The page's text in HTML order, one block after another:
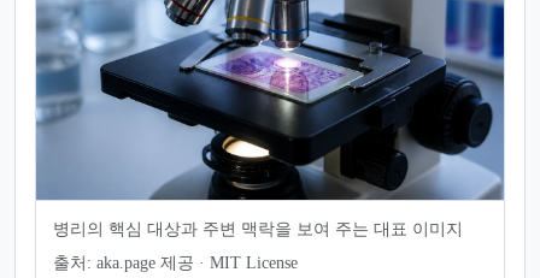
병리의 핵심 대상과 주변 맥락을 보여 주는 대표 이미지
출처: aka.page 제공 · MIT License